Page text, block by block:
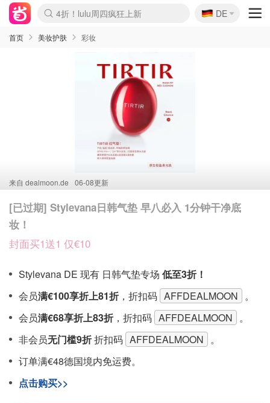
Boticinal 夏促开抢！
4折！lulu周四疯狂上新
还没结束！&OtherStories大促
Joybuy变相75折 随时失效
速领！Stanley独家85折
疑似霸哥！Camper额外叠85折
Zalando 奥莱闪促！每日更新
Moncler反季囤！5折起+叠9折
Coach Brooklyn仅€192
🇩🇪
DE
首页 美妆护肤 彩妆
来自 dealmoon.de 06-08更新
[已过期] Stylevana日韩气垫 早八必入 1分钟干净底
妆！
封面买1送1 仅€10
Stylevana DE 现有 日韩气垫专场 低至3折！
会员满€100享折上81折 ，折扣码 AFFDEALMOON 。
会员满€68享折上83折 ，折扣码 AFFDEALMOON 。
非会员无门槛9折折扣码 AFFDEALMOON 。
订单满€48德国境内免运费。
点击购买>>